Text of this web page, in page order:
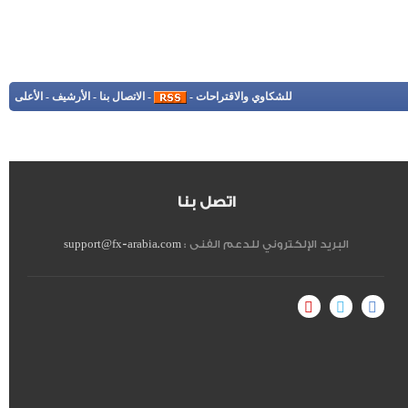
للشكاوي والاقتراحات -
- الاتصال بنا - الأرشيف - الأعلى
اتصل بنا
البريد الإلكتروني للدعم الفنى :support@fx-arabia.com